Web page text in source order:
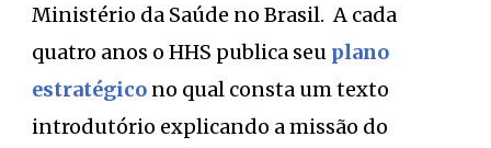
Ministério da Saúde no Brasil. A cada
quatro anos o HHS publica seu plano
estratégico no qual consta um texto
introdutório explicando a missão do